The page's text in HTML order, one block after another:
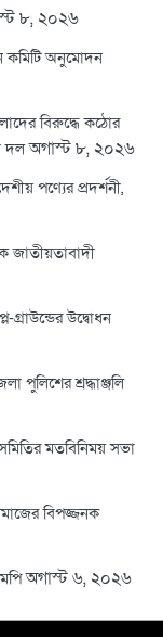
৮, ২০২৬
কমিটি অনুমোদন
বিরুদ্ধে কঠোর
দল অগাস্ট ৮, ২০২৬
পণ্যের প্রদর্শনী,
জাতীয়তাবাদী
গ্রাউন্ডের উদ্বোধন
পুলিশের শ্রদ্ধাঞ্জলি
মতবিনিময় সভা
বিপজ্জনক
অগাস্ট ৬, ২০২৬